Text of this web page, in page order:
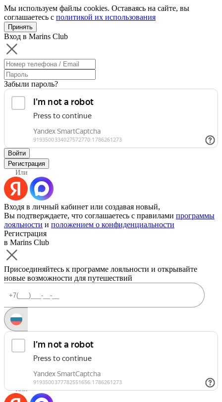
Мы используем файлы cookies. Оставаясь на сайте, вы
соглашаетесь с политикой их использования
Принять
Вход в Marins Club
Забыли пароль?
Войти
Регистрация
Или
Входя в личный кабинет или создавая новый,
Вы подтверждаете, что соглашаетесь с правилами программы
лояльности и положением о конфиденциальности
Регистрация
в Marins Club
Присоединяйтесь к программе лояльности и открывайте
новые возможности для путешествий
Запросить код
Уже есть аккаунт?Войти
Или